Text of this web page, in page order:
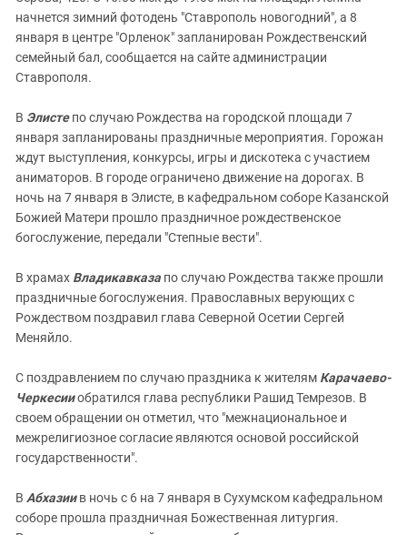
начнется зимний фотодень "Ставрополь новогодний", а 8
января в центре "Орленок" запланирован Рождественский
семейный бал, сообщается на сайте администрации
Ставрополя.
В Элистепо случаю Рождества на городской площади 7
января запланированы праздничные мероприятия. Горожан
ждут выступления, конкурсы, игры и дискотека с участием
аниматоров. В городе ограничено движение на дорогах. В
ночь на 7 января в Элисте, в кафедральном соборе Казанской
Божией Матери прошло праздничное рождественское
богослужение, передали "Степные вести".
В храмах Владикавказа по случаю Рождества также прошли
праздничные богослужения. Православных верующих с
Рождеством поздравил глава Северной Осетии Сергей
Меняйло.
С поздравлением по случаю праздника к жителям Карачаево-
Черкесииобратился глава республики Рашид Темрезов. В
своем обращении он отметил, что "межнациональное и
межрелигиозное согласие являются основой российской
государственности".
В Абхазиив ночь с 6 на 7 января в Сухумском кафедральном
соборе прошла праздничная Божественная литургия.